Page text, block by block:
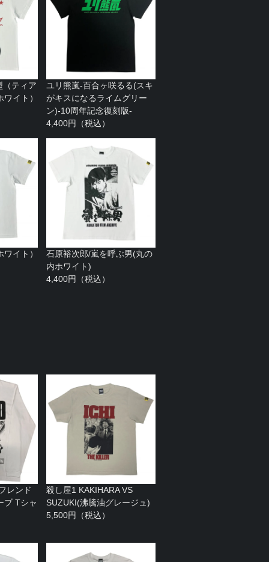
ティア
イト）
ユリ熊嵐-百合ヶ咲るる(スキ
がキスになるライムグリー
ン)-10周年記念復刻版-
4,400円（税込）
イト）
石原裕次郎/嵐を呼ぶ男(丸の
内ホワイト)
4,400円（税込）
レンド
ブ Tシャ
殺し屋1 KAKIHARA VS
SUZUKI(沸騰油グレージュ)
5,500円（税込）